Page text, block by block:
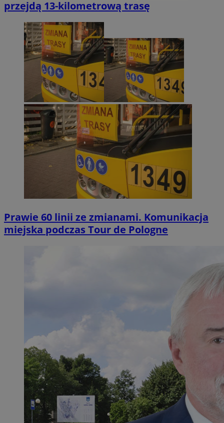
przejdą 13-kilometrową trasę
Prawie 60 linii ze zmianami. Komunikacja
miejska podczas Tour de Pologne